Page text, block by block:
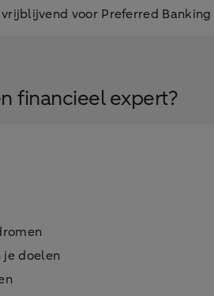
voor Preferred
financieel expert?
doelen